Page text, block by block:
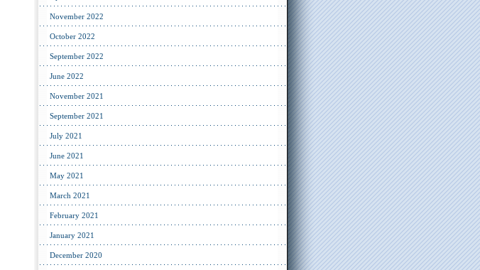
November 2022
October 2022
September 2022
June 2022
November 2021
September 2021
July 2021
June 2021
May 2021
March 2021
February 2021
January 2021
December 2020